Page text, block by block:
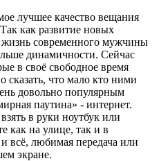
лучшее качество вещания
как развитие новых
жизнь современного мужчины
динамичности. Сейчас
в своё свободное время
сказать, что мало кто ними
довольно популярным
паутина» - интернет.
в руки ноутбук или
как на улице, так и в
всё, любимая передача или
экране.